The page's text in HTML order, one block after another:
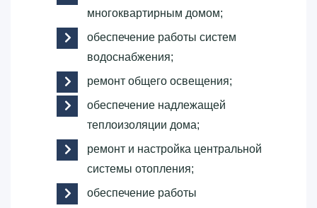
многоквартирным домом;
обеспечение работы систем
водоснабжения;
ремонт общего освещения;
обеспечение надлежащей
теплоизоляции дома;
ремонт и настройка центральной
системы отопления;
обеспечение работы